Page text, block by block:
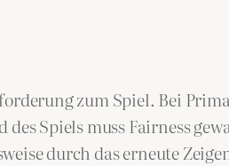
zum Spiel. Bei
Spiels muss Fairness
durch das erneute